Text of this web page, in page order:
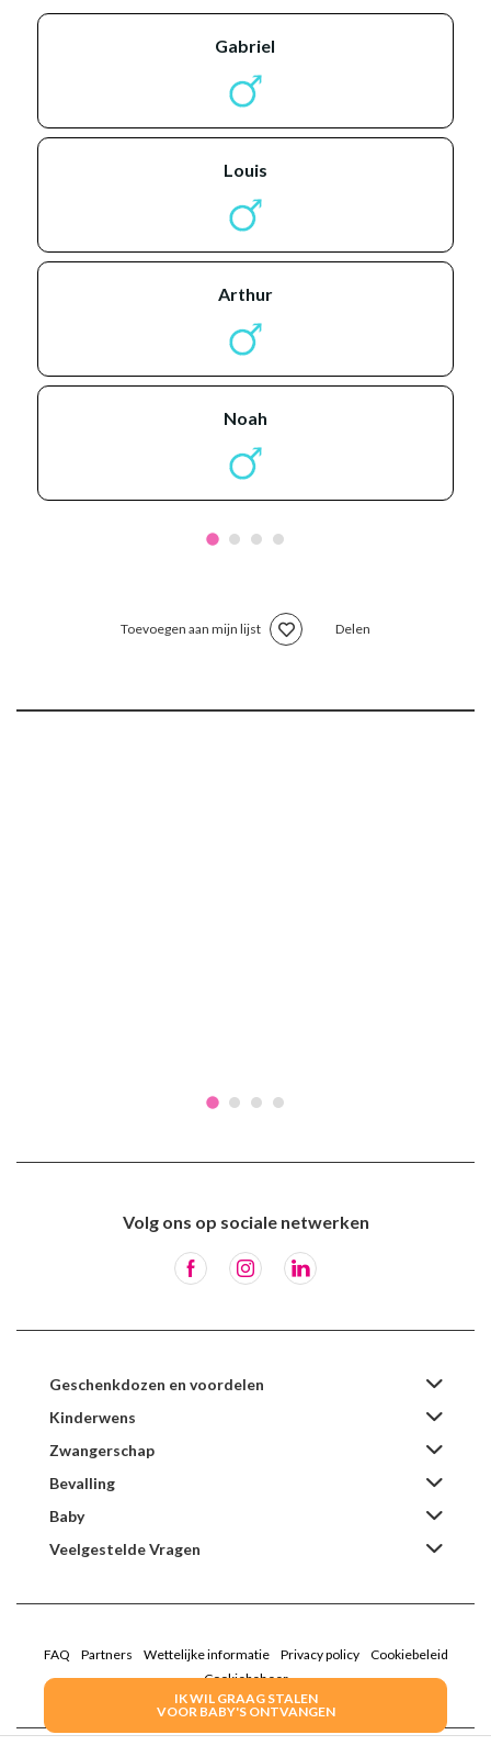
IK WIL GRAAG STALEN
VOOR BABY'S ONTVANGEN
gabriel
louis
arthur
noah
Toevoegen aan mijn lijst Delen
Volg ons op sociale netwerken
Geschenkdozen en voordelen
Kinderwens
Zwangerschap
Bevalling
Baby
Veelgestelde Vragen
FAQ Partners Wettelijke informatie Privacy policy
Cookiebeleid
Cookiebeheer